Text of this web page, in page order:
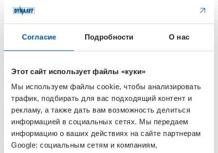
Согласие Подробности О нас
Этот сайт использует файлы «куки»
Мы используем файлы cookie, чтобы анализировать
трафик, подбирать для вас подходящий контент и
рекламу, а также дать вам возможность делиться
информацией в социальных сетях. Мы передаем
информацию о ваших действиях на сайте партнерам
Google: социальным сетям и компаниям,
Транспорт обслуживания дорог
Отрасли применения
Окружающая среда и инфраструктура
Пожарная безопасность, спасение и армия
Сервис и обслуживание